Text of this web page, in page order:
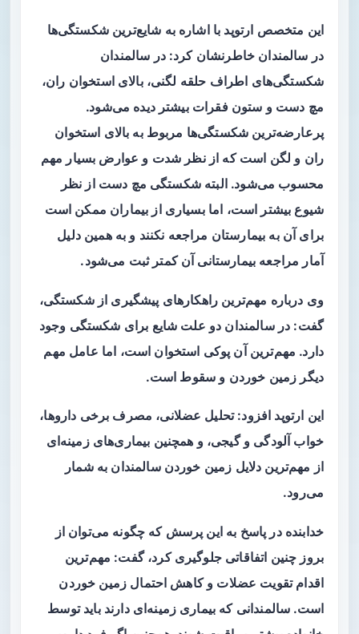
این متخصص ارتوپد با اشاره به شایع‌ترین شکستگی‌ها
در سالمندان خاطرنشان کرد: در سالمندان
شکستگی‌های اطراف حلقه لگنی، بالای استخوان ران،
مچ دست و ستون فقرات بیشتر دیده می‌شود.
پرعارضه‌ترین شکستگی‌ها مربوط به بالای استخوان
ران و لگن است که از نظر شدت و عوارض بسیار مهم
محسوب می‌شود. البته شکستگی مچ دست از نظر
شیوع بیشتر است، اما بسیاری از بیماران ممکن است
برای آن به بیمارستان مراجعه نکنند و به همین دلیل
آمار مراجعه بیمارستانی آن کمتر ثبت می‌شود.
وی درباره مهم‌ترین راهکارهای پیشگیری از شکستگی،
گفت: در سالمندان دو علت شایع برای شکستگی وجود
دارد. مهم‌ترین آن پوکی استخوان است، اما عامل مهم
دیگر زمین خوردن و سقوط است.
این ارتوپد افزود: تحلیل عضلانی، مصرف برخی داروها،
خواب‌ آلودگی و گیجی، و همچنین بیماری‌های زمینه‌ای
از مهم‌ترین دلایل زمین خوردن سالمندان به شمار
می‌رود.
خدابنده در پاسخ به این پرسش که چگونه می‌توان از
بروز چنین اتفاقاتی جلوگیری کرد، گفت: مهم‌ترین
اقدام تقویت عضلات و کاهش احتمال زمین خوردن
است. سالمندانی که بیماری زمینه‌ای دارند باید توسط